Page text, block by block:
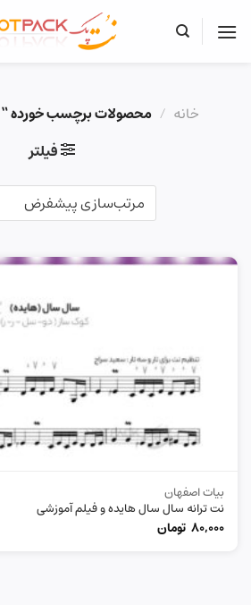
خانه / محصولات برچسب خورده
فیلتر
بیات اصفهان
نت ترانه سال سال هایده و فیلم آموزشی
80,000 تومان